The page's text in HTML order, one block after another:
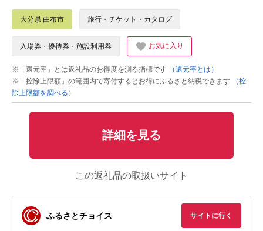
大分県 由布市 旅行・チケット・カタログ
入場券・優待券・施設利用券 お気に入り
※「還元率」とは返礼品のお得度を測る指標です
（還元率とは）
※「控除上限額」の範囲内で寄付するとお得にふるさと納税できます
（控
除上限額を調べる）
詳細を見る
この返礼品の取扱いサイト
ふるさとチョイス サイトに行く